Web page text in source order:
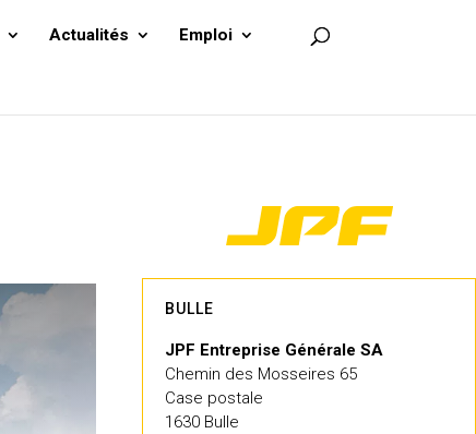
Actualités Emploi
BULLE
JPF Entreprise Générale SA
Chemin des Mosseires 65
Case postale
1630 Bulle